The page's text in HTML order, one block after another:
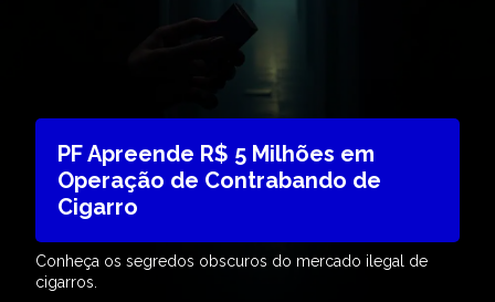
PF Apreende R$ 5 Milhões em
Operação de Contrabando de
Cigarro
Conheça os segredos obscuros do mercado ilegal de
cigarros.